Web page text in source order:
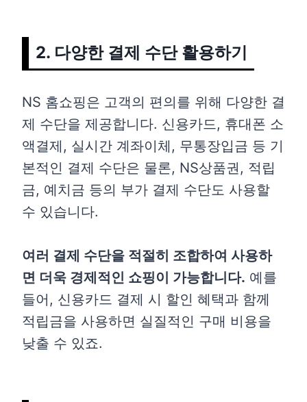
2. 다양한 결제 수단 활용하기
NS 홈쇼핑은 고객의 편의를 위해 다양한 결
제 수단을 제공합니다. 신용카드, 휴대폰 소
액결제, 실시간 계좌이체, 무통장입금 등 기
본적인 결제 수단은 물론, NS상품권, 적립
금, 예치금 등의 부가 결제 수단도 사용할
수 있습니다.
여러 결제 수단을 적절히 조합하여 사용하
면 더욱 경제적인 쇼핑이 가능합니다. 예를
들어, 신용카드 결제 시 할인 혜택과 함께
적립금을 사용하면 실질적인 구매 비용을
낮출 수 있죠.